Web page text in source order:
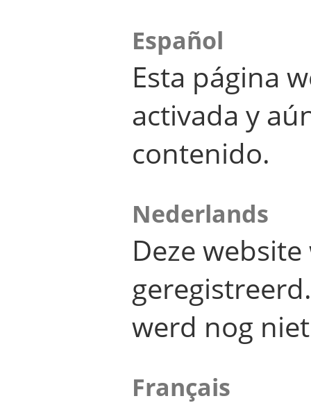
Español
Esta página
activada y
contenido.
Nederlands
Deze
werd nog
Français